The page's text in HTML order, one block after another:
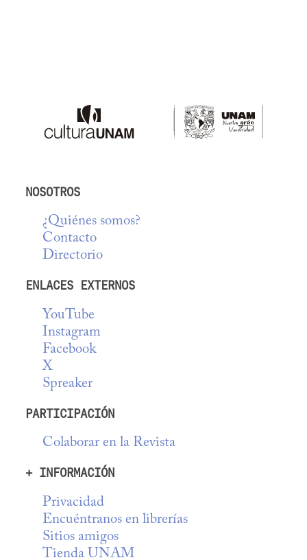
NOSOTROS
¿Quiénes somos?
Contacto
Directorio
ENLACES EXTERNOS
YouTube
Instagram
Facebook
X
Spreaker
PARTICIPACIÓN
Colaborar en la Revista
+ INFORMACIÓN
Privacidad
Encuéntranos en librerías
Sitios amigos
Tienda UNAM